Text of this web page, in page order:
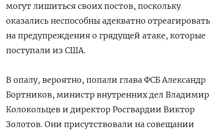
могут лишиться своих постов, поскольку
оказались неспособны адекватно отреагировать
на предупреждения о грядущей атаке, которые
поступали из США.
В опалу, вероятно, попали глава ФСБ Александр
Бортников, министр внутренних дел Владимир
Колокольцев и директор Росгвардии Виктор
Золотов. Они присутствовали на совещании